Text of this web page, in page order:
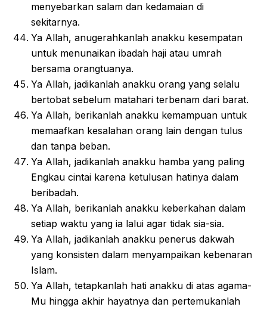
menyebarkan salam dan kedamaian di
sekitarnya.
Ya Allah, anugerahkanlah anakku kesempatan
untuk menunaikan ibadah haji atau umrah
bersama orangtuanya.
Ya Allah, jadikanlah anakku orang yang selalu
bertobat sebelum matahari terbenam dari barat.
Ya Allah, berikanlah anakku kemampuan untuk
memaafkan kesalahan orang lain dengan tulus
dan tanpa beban.
Ya Allah, jadikanlah anakku hamba yang paling
Engkau cintai karena ketulusan hatinya dalam
beribadah.
Ya Allah, berikanlah anakku keberkahan dalam
setiap waktu yang ia lalui agar tidak sia-sia.
Ya Allah, jadikanlah anakku penerus dakwah
yang konsisten dalam menyampaikan kebenaran
Islam.
Ya Allah, tetapkanlah hati anakku di atas agama-
Mu hingga akhir hayatnya dan pertemukanlah